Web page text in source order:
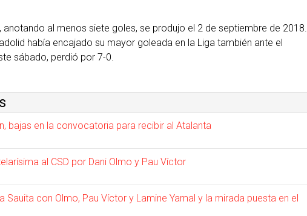
anotando al menos siete goles, se produjo el 2 de septiembre de 2018.
había encajado su mayor goleada en la Liga también ante el
sábado, perdió por 7-0.
bajas en la convocatoria para recibir al Atalanta
al CSD por Dani Olmo y Pau Víctor
Sauita con Olmo, Pau Víctor y Lamine Yamal y la mirada puesta en el